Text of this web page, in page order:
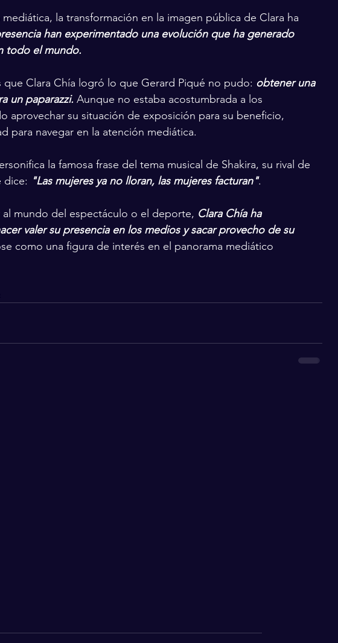
la transformación en la imagen pública de Clara ha
han experimentado una evolución que ha generado
todo el mundo.
que Clara Chía logró lo que Gerard Piqué no pudo: obtener una
un paparazzi. Aunque no estaba acostumbrada a los
aprovechar su situación de exposición para su beneficio,
para navegar en la atención mediática.
la famosa frase del tema musical de Shakira, su rival de
dice: "Las mujeres ya no lloran, las mujeres facturan".
mundo del espectáculo o el deporte, Clara Chía ha
valer su presencia en los medios y sacar provecho de su
como una figura de interés en el panorama mediático